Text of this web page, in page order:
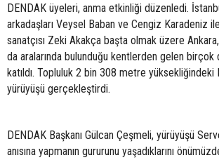
DENDAK üyeleri, anma etkinliği düzenledi.
arkadaşları Veysel Baban ve Cengiz Karadeniz
sanatçısı Zeki Akakça başta olmak üzere
da aralarında bulunduğu kentlerden gelen birçok
katıldı. Topluluk 2 bin 308 metre
yürüyüşü gerçekleştirdi.
DENDAK Başkanı Gülcan Çeşmeli, yürüyüşü
anısına yapmanın gururunu yaşadıklarını